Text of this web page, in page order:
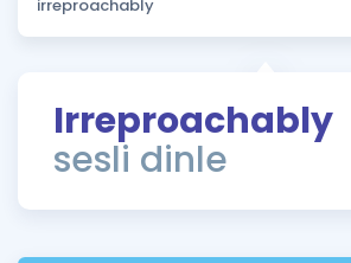
Puan Hesaplama
ÖSYM Sınav Takvimi
Kampanyalar
Irreproachably
sesli dinle